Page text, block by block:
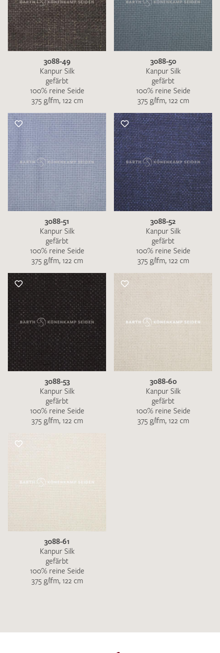
3088-49
Kanpur Silk
gefärbt
100% reine Seide
375 g/lfm, 122 cm
3088-50
Kanpur Silk
gefärbt
100% reine Seide
375 g/lfm, 122 cm
3088-51
Kanpur Silk
gefärbt
100% reine Seide
375 g/lfm, 122 cm
3088-52
Kanpur Silk
gefärbt
100% reine Seide
375 g/lfm, 122 cm
3088-53
Kanpur Silk
gefärbt
100% reine Seide
375 g/lfm, 122 cm
3088-60
Kanpur Silk
gefärbt
100% reine Seide
375 g/lfm, 122 cm
3088-61
Kanpur Silk
gefärbt
100% reine Seide
375 g/lfm, 122 cm